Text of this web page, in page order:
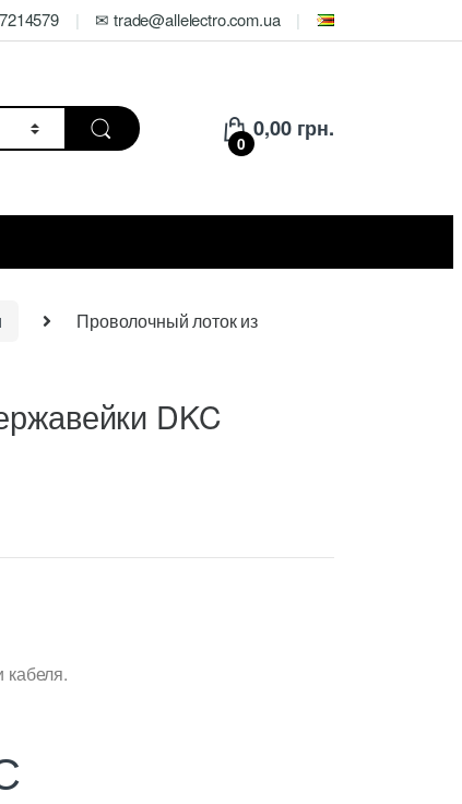
✉ trade@allelectro.com.ua
0
0,00 грн.
Проволочный лоток из
DKC
кабеля.